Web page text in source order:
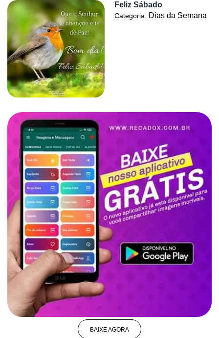
Feliz Sábado
Categoria: Dias da Semana
BAIXE AGORA